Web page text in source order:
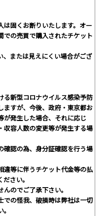
固くお断りいたします。オー
での売買で購入されたチケット
または見えにくい場合がござ
る新型コロナウイルス感染予防
ますが、今後、政府・東京都お
が発生した場合、それに応じ
収容人数の変更等が発生する場
確認の為、身分証確認を行う場
違等に伴うチケット代金等の払
さい。
のでご了承下さい。
での怪我、破損時は弊社は一切